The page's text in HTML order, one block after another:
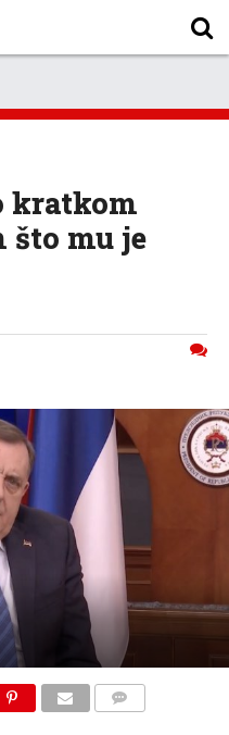
kratkom
što mu je